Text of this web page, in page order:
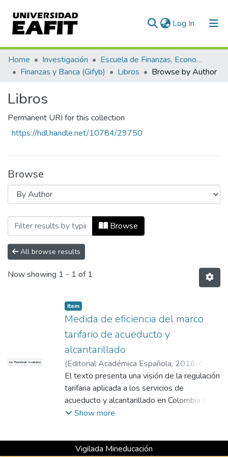
Log In (current)
Communities & Collections
All of DSpace
Home Investigación
Escuela de Finanzas, Economía y Gobierno
Finanzas y Banca (Gifyb)
Libros Browse by Author
Libros
Permanent URI for this collection
https://hdl.handle.net/10784/29750
Browse
Browsing Libros by Author "Giraldo,
Browse
All browse results
Now showing 1 - 1 of 1
No Thumbnail Available
Item
Medida de eficiencia del marco
tarifario de acueducto y
alcantarillado
(Editorial Académica Española, 2016-04-
01)Giraldo, Beatriz;Julian A Pareja;Giraldo,
Beatriz;Julian A Pareja;Universidad EAFIT.
Departamento de Economía y Finanzas
Finanzas y Banca (Gifyb)
El texto presenta una visión de la regulación
tarifaria aplicada a los servicios de
acueducto y alcantarillado en Colombia por
un grupo de empresas, desde una
constitucionales, legales y mac
Show more
Vigilada Mineducación